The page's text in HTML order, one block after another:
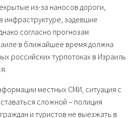
из-за наносов дороги,
задевшие
согласно прогнозам
в ближайшее время должна
российских турпотоках в Израиль
местных СМИ, ситуация с
сложной – полиция
и туристов не выезжать в